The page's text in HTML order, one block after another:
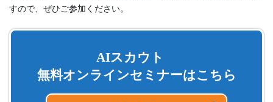
すので、ぜひご参加ください。
AIスカウト
無料オンラインセミナーはこちら